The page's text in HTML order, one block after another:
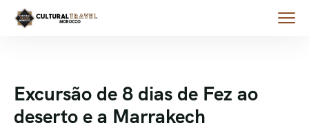
Excursão de 8 dias de Fez ao
deserto e a Marrakech